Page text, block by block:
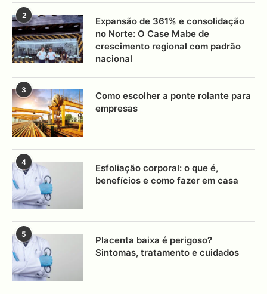
2
Expansão de 361% e consolidação
no Norte: O Case Mabe de
crescimento regional com padrão
nacional
3
Como escolher a ponte rolante para
empresas
4
Esfoliação corporal: o que é,
benefícios e como fazer em casa
5
Placenta baixa é perigoso?
Sintomas, tratamento e cuidados